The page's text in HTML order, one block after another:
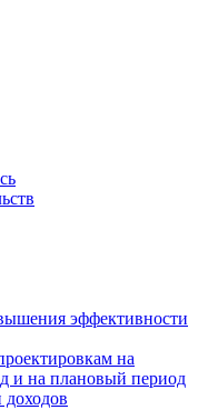
эффективности
на
и на плановый период